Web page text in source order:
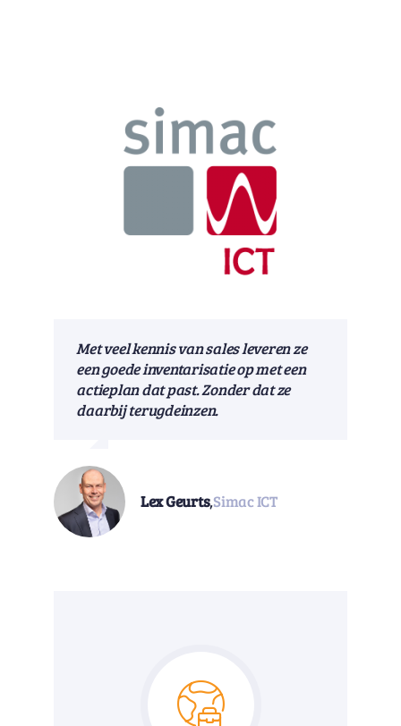
Met veel kennis van sales leveren ze
een goede inventarisatie op met een
actieplan dat past. Zonder dat ze
daarbij terugdeinzen.
Lex Geurts,Simac ICT